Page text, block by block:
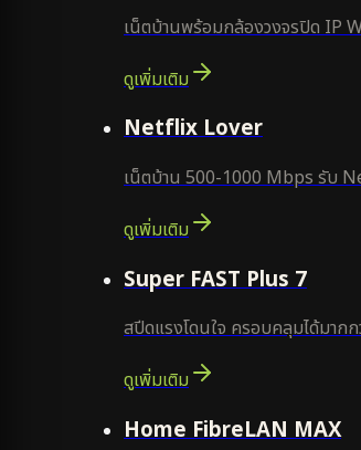
เน็ตบ้านพร้อมกล้องวงจรปิด IP
ดูเพิ่มเติม
Netflix Lover
เน็ตบ้าน 500-1000 Mbps รับ
ดูเพิ่มเติม
Super FAST Plus 7
สปีดแรงโดนใจ ครอบคลุมได้มา
ดูเพิ่มเติม
Home FibreLAN MAX